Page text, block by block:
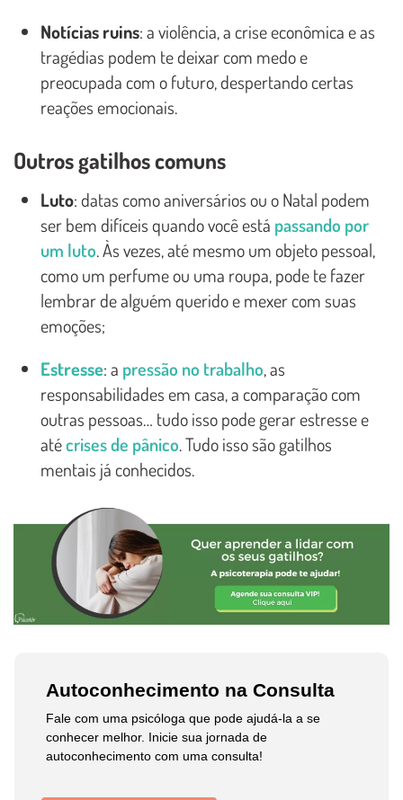
Notícias ruins: a violência, a crise econômica e as
tragédias podem te deixar com medo e
preocupada com o futuro, despertando certas
reações emocionais.
Outros gatilhos comuns
Luto: datas como aniversários ou o Natal podem
ser bem difíceis quando você está passando por
um luto. Às vezes, até mesmo um objeto pessoal,
como um perfume ou uma roupa, pode te fazer
lembrar de alguém querido e mexer com suas
emoções;
Estresse: a pressão no trabalho, as
responsabilidades em casa, a comparação com
outras pessoas… tudo isso pode gerar estresse e
atécrises de pânico. Tudo isso são gatilhos
mentais já conhecidos.
Autoconhecimento na Consulta
Fale com uma psicóloga que pode ajudá-la a se
conhecer melhor. Inicie sua jornada de
autoconhecimento com uma consulta!